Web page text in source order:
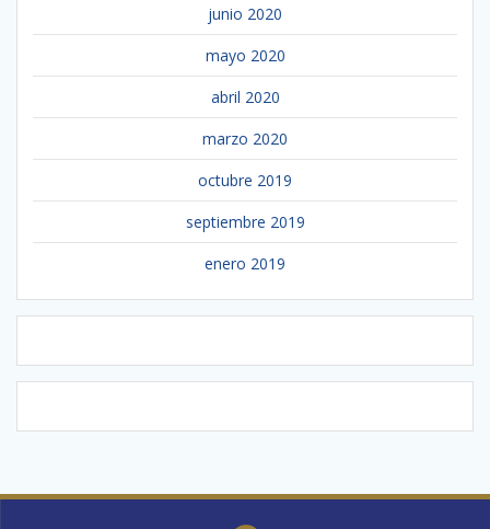
junio 2020
mayo 2020
abril 2020
marzo 2020
octubre 2019
septiembre 2019
enero 2019